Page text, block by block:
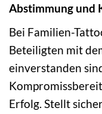
Abstimmung und
Bei Familien-
Beteiligten mit
einverstanden
Erfolg. Stellt